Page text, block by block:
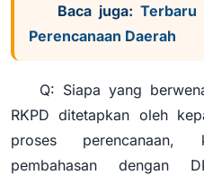
Baca juga: Terbaru
Perencanaan Daerah
Q: Siapa yang
RKPD ditetapkan oleh
proses
pembahasan dengan